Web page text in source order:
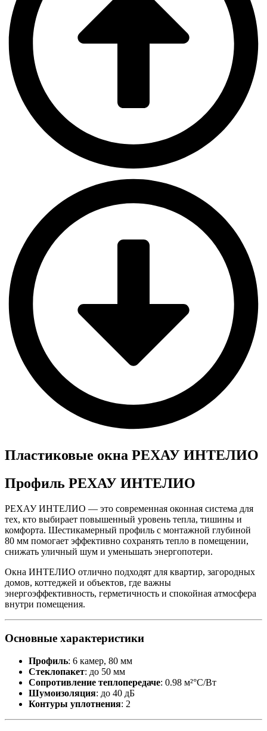
Пластиковые окна РЕХАУ ИНТЕЛИО
Профиль РЕХАУ ИНТЕЛИО
РЕХАУ ИНТЕЛИО — это современная оконная система для
тех, кто выбирает повышенный уровень тепла, тишины и
комфорта. Шестикамерный профиль с монтажной глубиной
80 мм помогает эффективно сохранять тепло в помещении,
снижать уличный шум и уменьшать энергопотери.
Окна ИНТЕЛИО отлично подходят для квартир, загородных
домов, коттеджей и объектов, где важны
энергоэффективность, герметичность и спокойная атмосфера
внутри помещения.
Основные характеристики
Профиль: 6 камер, 80 мм
Стеклопакет: до 50 мм
Сопротивление теплопередаче: 0.98 м²°С/Вт
Шумоизоляция: до 40 дБ
Контуры уплотнения: 2